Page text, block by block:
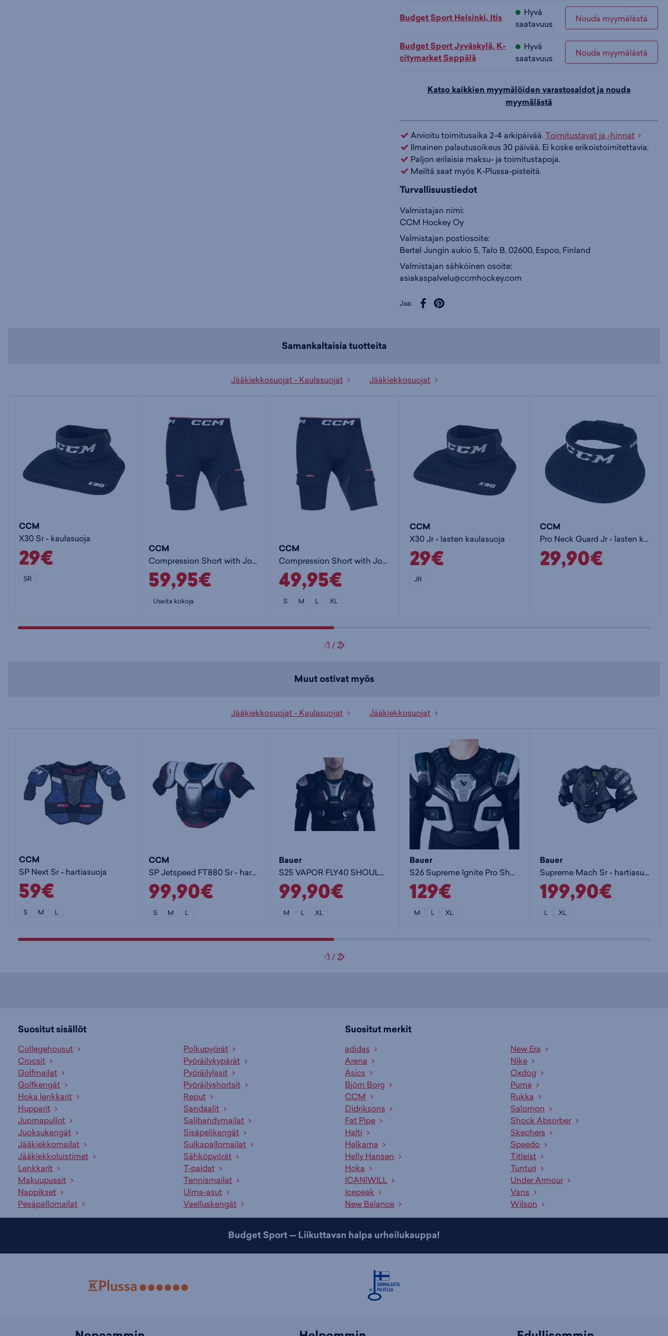
i
i
n
s
a
:
s
ä
Budget Sport Helsinki, Itis
Hyvä
saatavuus
Nouda myymälästä
Budget Sport Jyväskylä, K-
citymarket Seppälä
Hyvä
saatavuus
Nouda myymälästä
Katso kaikkien myymälöiden varastosaldot ja nouda
myymälästä
Arvioitu toimitusaika 2-4 arkipäivää.Toimitustavat ja -hinnat
Ilmainen palautusoikeus 30 päivää. Ei koske erikoistoimitettavia.
Paljon erilaisia maksu- ja toimitustapoja.
Meiltä saat myös K-Plussa-pisteitä.
Turvallisuustiedot
Valmistajan nimi:
CCM Hockey Oy
Valmistajan postiosoite:
Bertel Jungin aukio 5, Talo B, 02600, Espoo, Finland
Valmistajan sähköinen osoite:
asiakaspalvelu@ccmhockey.com
Jaa:
Samankaltaisia tuotteita
Jääkiekkosuojat - Kaulasuojat Jääkiekkosuojat
CCM
X30 Sr - kaulasuoja
29€
SR
CCM
Compression Short with Jock SR - miesten alasuoja
59,95€
Useita kokoja
CCM
Compression Short with Jock JR - poikien alasuoja
49,95€
S M L XL
CCM
X30 Jr - lasten kaulasuoja
29€
JR
CCM
Pro Neck Guard Jr - lasten kaulasuoja
29,90€
1 / 2
Muut ostivat myös
Jääkiekkosuojat - Kaulasuojat Jääkiekkosuojat
CCM
SP Next Sr - hartiasuoja
59€
S M L
CCM
SP Jetspeed FT880 Sr - hartiasuoja
99,90€
S M L
Bauer
S25 VAPOR FLY40 SHOULDER PAD -SR - hartiasuoja
99,90€
M L XL
Bauer
S26 Supreme Ignite Pro Shoulder Pad-Sr - hartiasuoja
129€
M L XL
Bauer
Supreme Mach Sr - hartiasuoja
199,90€
L XL
1 / 2
Suositut sisällöt
Collegehousut
Crocsit
Golfmailat
Golfkengät
Hoka lenkkarit
Hupparit
Juomapullot
Juoksukengät
Jääkiekkomailat
Jääkiekkoluistimet
Lenkkarit
Makuupussit
Nappikset
Pesäpallomailat
Polkupyörät
Pyöräilykypärät
Pyöräilylasit
Pyöräilyshortsit
Reput
Sandaalit
Salibandymailat
Sisäpelikengät
Sulkapallomailat
Sähköpyörät
T-paidat
Tennismailat
Uima-asut
Vaelluskengät
Suositut merkit
adidas
Arena
Asics
Björn Borg
CCM
Didriksons
Fat Pipe
Halti
Helkama
Helly Hansen
Hoka
ICANIWILL
Icepeak
New Balance
New Era
Nike
Oxdog
Puma
Rukka
Salomon
Shock Absorber
Skechers
Speedo
Titleist
Tunturi
Under Armour
Vans
Wilson
Budget Sport — Liikuttavan halpa urheilukauppa!